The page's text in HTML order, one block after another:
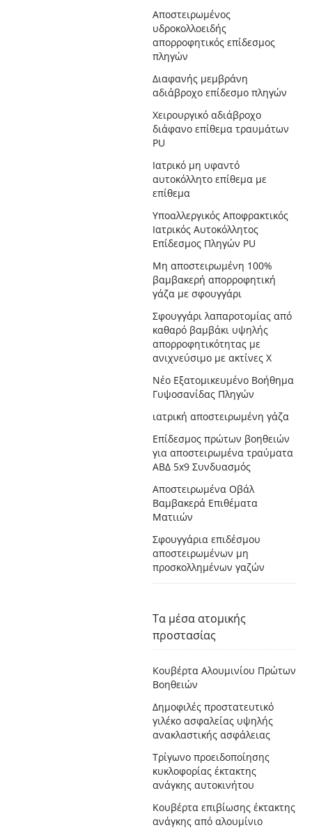
Αποστειρωμένος
υδροκολλοειδής
απορροφητικός επίδεσμος
πληγών
Διαφανής μεμβράνη
αδιάβροχο επίδεσμο πληγών
Χειρουργικό αδιάβροχο
διάφανο επίθεμα τραυμάτων
PU
Ιατρικό μη υφαντό
αυτοκόλλητο επίθεμα με
επίθεμα
Υποαλλεργικός Αποφρακτικός
Ιατρικός Αυτοκόλλητος
Επίδεσμος Πληγών PU
Μη αποστειρωμένη 100%
βαμβακερή απορροφητική
γάζα με σφουγγάρι
Σφουγγάρι λαπαροτομίας από
καθαρό βαμβάκι υψηλής
απορροφητικότητας με
ανιχνεύσιμο με ακτίνες Χ
Νέο Εξατομικευμένο Βοήθημα
Γυψοσανίδας Πληγών
ιατρική αποστειρωμένη γάζα
Επίδεσμος πρώτων βοηθειών
για αποστειρωμένα τραύματα
ΑΒΔ 5x9 Συνδυασμός
Αποστειρωμένα Οβάλ
Βαμβακερά Επιθέματα
Ματιιών
Σφουγγάρια επιδέσμου
αποστειρωμένων μη
προσκολλημένων γαζών
Τα μέσα ατομικής
προστασίας
Κουβέρτα Αλουμινίου Πρώτων
Βοηθειών
Δημοφιλές προστατευτικό
γιλέκο ασφαλείας υψηλής
ανακλαστικής ασφάλειας
Τρίγωνο προειδοποίησης
κυκλοφορίας έκτακτης
ανάγκης αυτοκινήτου
Κουβέρτα επιβίωσης έκτακτης
ανάγκης από αλουμίνιο